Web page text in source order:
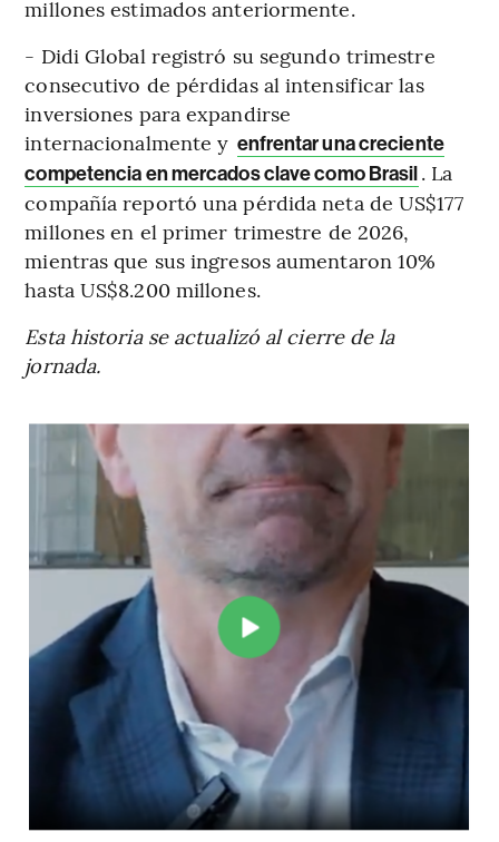
millones estimados anteriormente.
- Didi Global registró su segundo trimestre
consecutivo de pérdidas al intensificar las
inversiones para expandirse
internacionalmente y enfrentar una creciente
competencia en mercados clave como Brasil. La
compañía reportó una pérdida neta de US$177
millones en el primer trimestre de 2026,
mientras que sus ingresos aumentaron 10%
hasta US$8.200 millones.
Esta historia se actualizó al cierre de la
jornada.